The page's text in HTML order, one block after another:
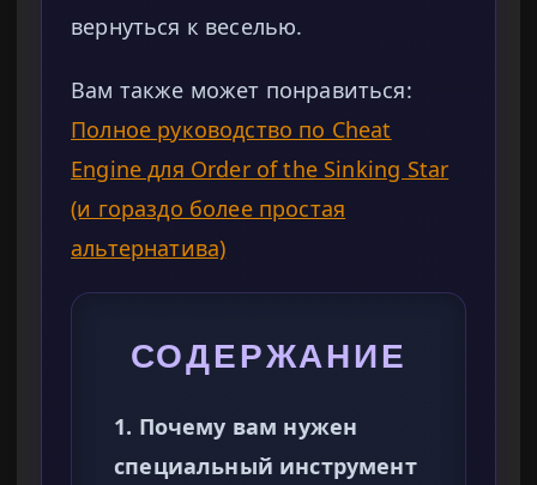
вернуться к веселью.
Вам также может понравиться:
Полное руководство по Cheat
Engine для Order of the Sinking Star
(и гораздо более простая
альтернатива)
СОДЕРЖАНИЕ
1. Почему вам нужен
специальный инструмент